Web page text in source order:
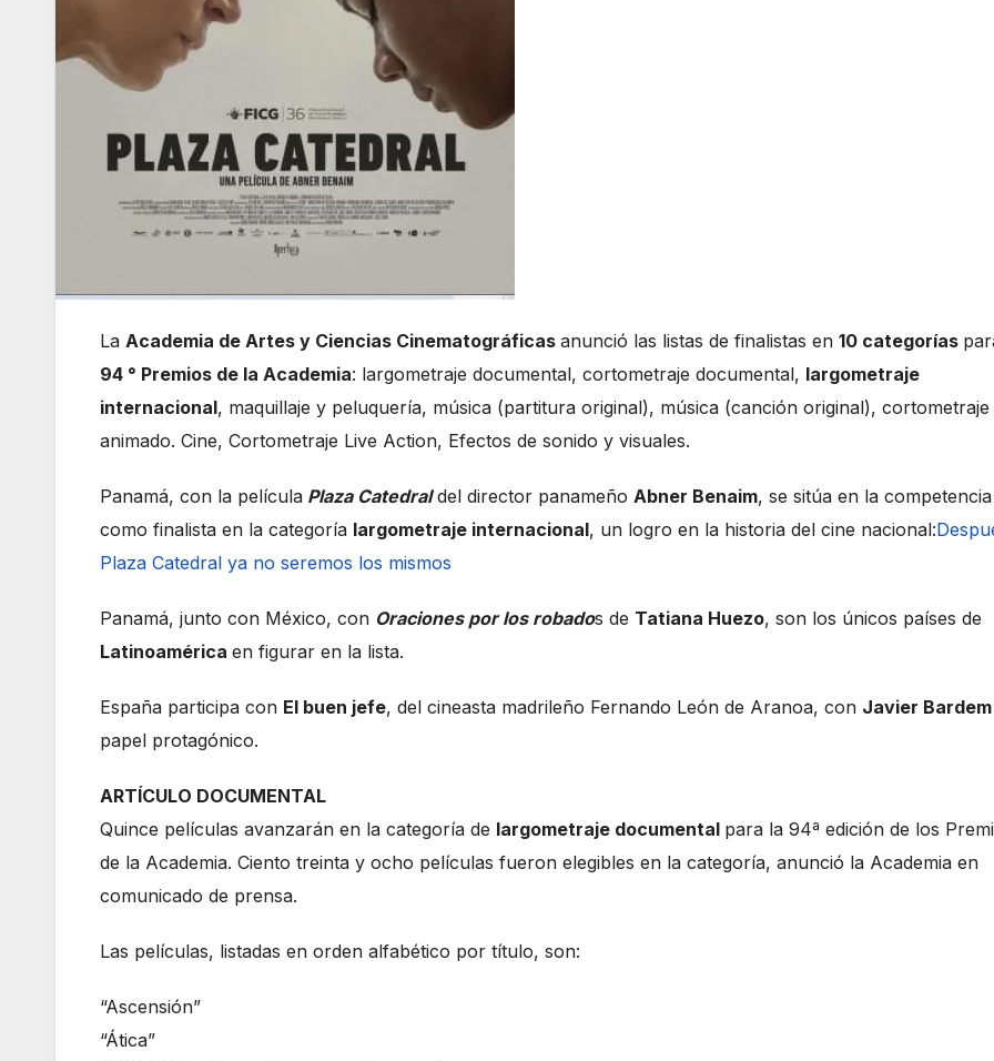
La Academia de Artes y Ciencias Cinematográficas anunció las listas de finalistas en 10 categorías
94 ° Premios de la Academia: largometraje documental, cortometraje documental, largometraje
internacional, maquillaje y peluquería, música (partitura original), música (canción original), cortometraje
animado. Cine, Cortometraje Live Action, Efectos de sonido y visuales.
Panamá, con la película Plaza Catedraldel director panameño Abner Benaim, se sitúa en la competencia
como finalista en la categoría largometraje internacional, un logro en la historia del cine nacional:
Plaza Catedral ya no seremos los mismos
Panamá, junto con México, con Oraciones por los robados de Tatiana Huezo, son los únicos países de
Latinoamérica en figurar en la lista.
España participa con El buen jefe, del cineasta madrileño Fernando León de Aranoa, con Javier
papel protagónico.
ARTÍCULO DOCUMENTAL
Quince películas avanzarán en la categoría de largometraje documental para la 94ª edición de los
de la Academia. Ciento treinta y ocho películas fueron elegibles en la categoría, anunció la Academia en
comunicado de prensa.
Las películas, listadas en orden alfabético por título, son:
“Ascensión”
“Ática”